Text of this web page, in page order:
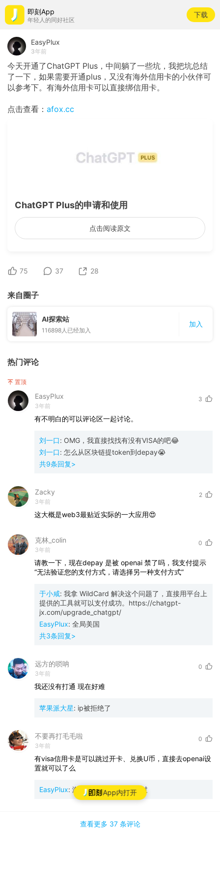
即刻App
年轻人的同好社区
下载
App内打开
EasyPlux
3年前
今天开通了ChatGPT Plus，中间躺了一些坑，我把坑总结
了一下，如果需要开通plus，又没有海外信用卡的小伙伴可
以参考下。有海外信用卡可以直接绑信用卡。
点击查看： afox.cc
ChatGPT Plus的申请和使用
点击阅读原文
75 37 28
来自圈子
AI探索站
116898 人已经加入
加入
热门评论
置顶
EasyPlux
3年前
3
有不明白的可以评论区一起讨论。
刘一口: OMG，我直接找找有没有VISA的吧😂
刘一口: 怎么从区块链提token到depay😭
共9条回复>
Zacky
3年前
2
这大概是web3最贴近实际的一大应用😍
克林_colin
3年前
0
请教一下，现在depay 是被 openai 禁了吗，我支付提示
“无法验证您的支付方式，请选择另一种支付方式”
于小咸: 我拿 WildCard 解决这个问题了，直接用平台上
提供的工具就可以支付成功。https://chatgpt-
jx.com/upgrade_chatgpt/
EasyPlux: 全局美国
共3条回复>
远方的唢呐
3年前
0
我还没有打通 现在好难
苹果派大星: ip被拒绝了
不要再打毛毛啦
3年前
0
有visa信用卡是可以跳过开卡、兑换U币，直接去openai设
置就可以了么
EasyPlux: 海外的能过审就可以跳过
查看更多 37 条评论